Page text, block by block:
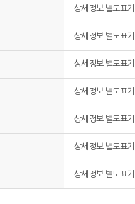
상세정보 별도표기
상세정보 별도표기
상세정보 별도표기
상세정보 별도표기
상세정보 별도표기
상세정보 별도표기
상세정보 별도표기